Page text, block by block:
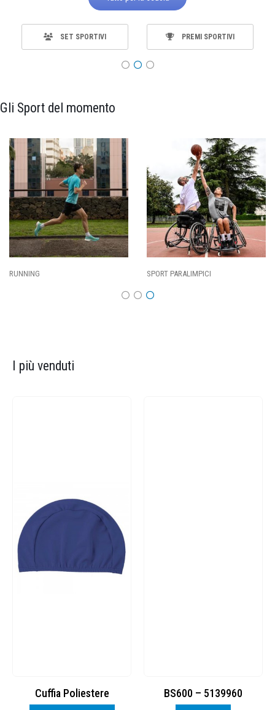
SET SPORTIVI PREMI SPORTIVI
Gli Sport del momento
SPORT PARALIMPICI
I più venduti
Cuffia Poliestere BS600 – 5139960